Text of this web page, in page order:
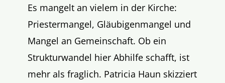
Es mangelt an vielem in der Kirche:
Priestermangel, Gläubigenmangel und
Mangel an Gemeinschaft. Ob ein
Strukturwandel hier Abhilfe schafft, ist
mehr als fraglich. Patricia Haun skizziert